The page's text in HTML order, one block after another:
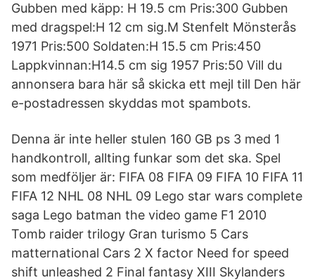
Gubben med käpp: H 19.5 cm Pris:300 Gubben
med dragspel:H 12 cm sig.M Stenfelt Mönsterås
1971 Pris:500 Soldaten:H 15.5 cm Pris:450
Lappkvinnan:H14.5 cm sig 1957 Pris:50 Vill du
annonsera bara här så skicka ett mejl till Den här
e-postadressen skyddas mot spambots.
Denna är inte heller stulen 160 GB ps 3 med 1
handkontroll, allting funkar som det ska. Spel
som medföljer är: FIFA 08 FIFA 09 FIFA 10 FIFA 11
FIFA 12 NHL 08 NHL 09 Lego star wars complete
saga Lego batman the video game F1 2010
Tomb raider trilogy Gran turismo 5 Cars
matternational Cars 2 X factor Need for speed
shift unleashed 2 Final fantasy XIII Skylanders